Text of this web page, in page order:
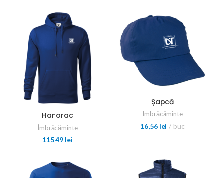
Hanorac
Îmbrăcăminte
115,49 lei
Șapcă
Îmbrăcăminte
16,56 lei buc